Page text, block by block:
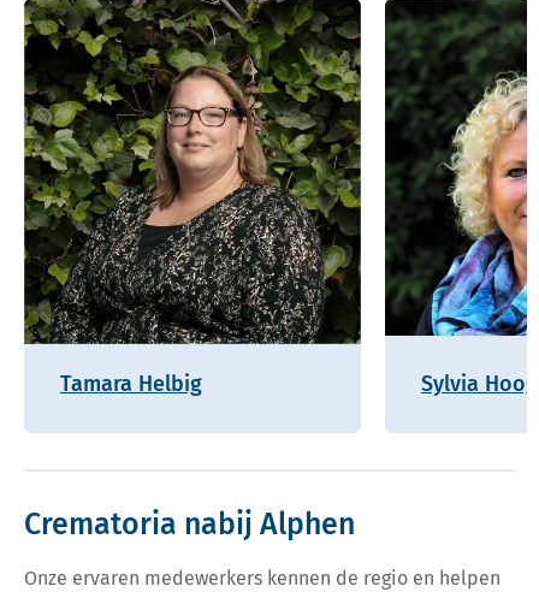
Tamara Helbig Sylvia
Crematoria nabij Alphen
Onze ervaren medewerkers kennen de regio en helpen